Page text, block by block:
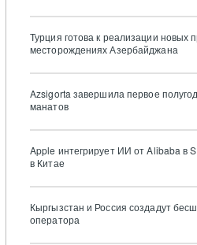
Турция готова к реализации новых
месторождениях Азербайджана
Azsigorta завершила первое
манатов
Apple интегрирует ИИ от Alibaba в
в Китае
Кыргызстан и Россия создадут
оператора